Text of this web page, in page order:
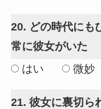
20. どの時代にも
常に彼女がいた
はい
微妙
21. 彼女に裏切ら